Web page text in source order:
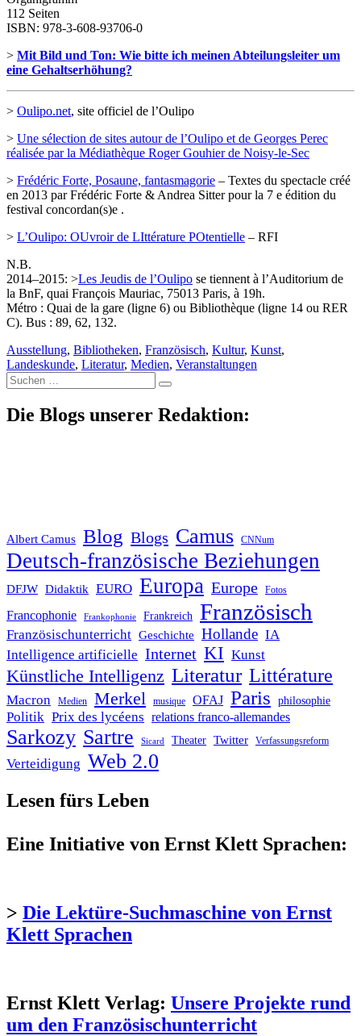
112 Seiten
ISBN: 978-3-608-93706-0
> Mit Bild und Ton: Wie bitte ich meinen Abteilungsleiter um
eine Gehaltserhöhung?
> Oulipo.net, site officiel de l’Oulipo
> Une sélection de sites autour de l’Oulipo et de Georges Perec
réalisée par la Médiathèque Roger Gouhier de Noisy-le-Sec
> Frédéric Forte, Posaune, fantasmagorie – Textes du spectacle créé
en 2013 par Frédéric Forte & Andrea Sitter pour la 7 e édition du
festival concordan(s)e .
> L’Oulipo: OUvroir de LIttérature POtentielle – RFI
N.B.
2014–2015: >Les Jeudis de l’Oulipo se tiennent à l’Auditorium de
la BnF, quai François Mauriac, 75013 Paris, à 19h.
Métro : Quai de la gare (ligne 6) ou Bibliothèque (ligne 14 ou RER
C). Bus : 89, 62, 132.
Ausstellung, Bibliotheken, Französisch, Kultur, Kunst,
Landeskunde, Literatur, Medien, Veranstaltungen
Suche
nach:
Die Blogs unserer Redaktion:
Albert Camus Blog Blogs Camus CNNum
Deutsch-französische Beziehungen
DFJW Didaktik EURO Europa Europe Fotos
Francophonie Frankophonie Frankreich Französisch
Französischunterricht Geschichte Hollande IA
Intelligence artificielle Internet KI Kunst
Künstliche Intelligenz Literatur Littérature
Macron Medien Merkel musique OFAJ Paris philosophie
Politik Prix des lycéens relations franco-allemandes
Sarkozy Sartre Sicard Theater Twitter Verfassungsreform
Verteidigung Web 2.0
Lesen fürs Leben
Eine Initiative von Ernst Klett Sprachen:
> Die Lektüre-Suchmaschine von Ernst
Klett Sprachen
Ernst Klett Verlag: Unsere Projekte rund
um den Französischunterricht